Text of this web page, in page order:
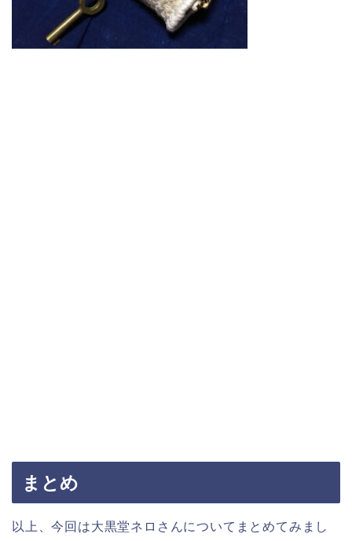
まとめ
以上、今回は大黒堂ネロさんについてまとめてみまし